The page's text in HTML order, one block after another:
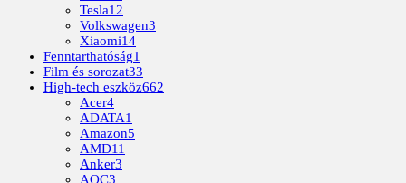
Tesla12
Volkswagen3
Xiaomi14
Fenntarthatóság1
Film és sorozat33
High-tech eszköz662
Acer4
ADATA1
Amazon5
AMD11
Anker3
AOC3